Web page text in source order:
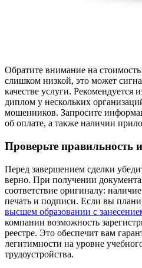
Обратите внимание на
слишком низкой, это может
качестве услуги. Рекомендуется
диплом у нескольких
мошенников. Запросите
об оплате, а также наличии
Проверьте правильность
Перед завершением сделки
верно. При получении
соответствие оригиналу:
печать и подписи. Если вы
высшем образовании с
компании возможность
реестре. Это обеспечит вам
легитимности на уровне
трудоустройства.